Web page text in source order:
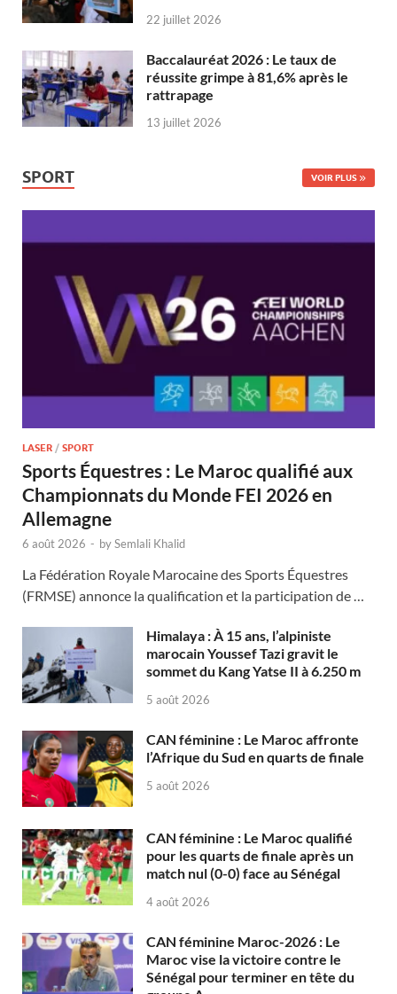
22 juillet 2026
Baccalauréat 2026 : Le taux de
réussite grimpe à 81,6% après le
rattrapage
13 juillet 2026
SPORT VOIR PLUS
LASER / SPORT
Sports Équestres : Le Maroc qualifié aux
Championnats du Monde FEI 2026 en
Allemagne
6 août 2026 - bySemlali Khalid
La Fédération Royale Marocaine des Sports Équestres
(FRMSE) annonce la qualification et la participation de …
Himalaya : À 15 ans, l’alpiniste
marocain Youssef Tazi gravit le
sommet du Kang Yatse II à 6.250 m
5 août 2026
CAN féminine : Le Maroc affronte
l’Afrique du Sud en quarts de finale
5 août 2026
CAN féminine : Le Maroc qualifié
pour les quarts de finale après un
match nul (0-0) face au Sénégal
4 août 2026
CAN féminine Maroc-2026 : Le
Maroc vise la victoire contre le
Sénégal pour terminer en tête du